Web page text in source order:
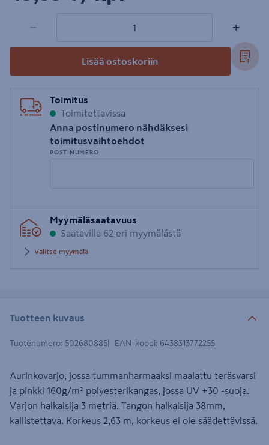
− +
Lisää ostoskoriin
Toimitus
Toimitettavissa
Anna postinumero nähdäksesi
toimitusvaihtoehdot
POSTINUMERO
postinumero
Myymäläsaatavuus
Saatavilla 62 eri myymälästä
Valitse myymälä
Tuotteen kuvaus
Tuotenumero: 502680885 EAN-koodi: 6438313772255
Aurinkovarjo, jossa tummanharmaaksi maalattu teräsvarsi
ja pinkki 160g/m² polyesterikangas, jossa UV +30 -suoja.
Varjon halkaisija 3 metriä. Tangon halkaisija 38mm,
kallistettava. Korkeus 2,63 m, korkeus ei ole säädettävissä.